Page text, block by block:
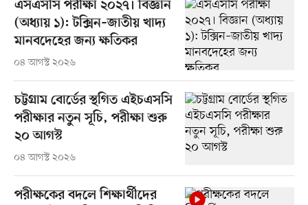
এসএসসি পরীক্ষা ২০২৭। বিজ্ঞান
(অধ্যায় ১): টক্সিন–জাতীয় খাদ্য
মানবদেহের জন্য ক্ষতিকর
০৪ আগস্ট ২০২৬
চট্টগ্রাম বোর্ডের স্থগিত এইচএসসি
পরীক্ষার নতুন সূচি, পরীক্ষা শুরু
২০ আগস্ট
০৪ আগস্ট ২০২৬
পরীক্ষকের বদলে শিক্ষার্থীদের